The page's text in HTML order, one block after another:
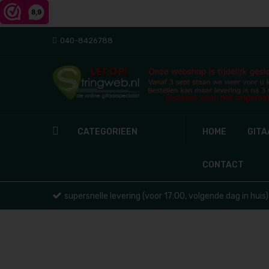
040-8426788
CATEGORIEEN HOME
CONTACT
supersnelle levering (voor 17:00, volgende dag in huis)